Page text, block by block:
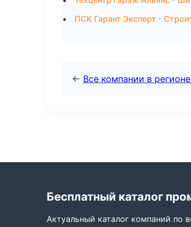
ПСК Гарант Эксперт -
← Все компании в
Бесплатный каталог
Актуальный каталог компаний по